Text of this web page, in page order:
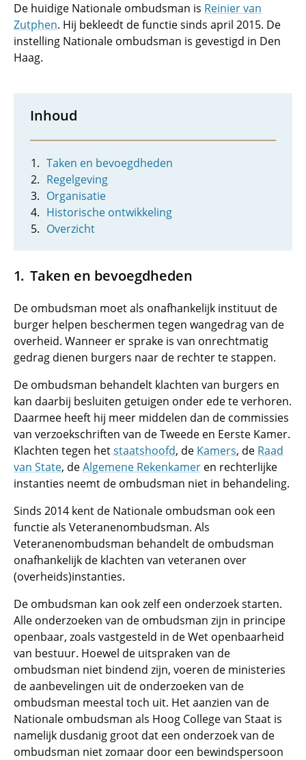
De huidige Nationale ombudsman is Reinier van
Zutphen. Hij bekleedt de functie sinds april 2015. De
instelling Nationale ombudsman is gevestigd in Den
Haag.
Inhoud
Taken en bevoegdheden
Regelgeving
Organisatie
Historische ontwikkeling
Overzicht
Taken en bevoegdheden
De ombudsman moet als onafhankelijk instituut de
burger helpen beschermen tegen wangedrag van de
overheid. Wanneer er sprake is van onrechtmatig
gedrag dienen burgers naar de rechter te stappen.
De ombudsman behandelt klachten van burgers en
kan daarbij besluiten getuigen onder ede te verhoren.
Daarmee heeft hij meer middelen dan de commissies
van verzoekschriften van de Tweede en Eerste Kamer.
Klachten tegen hetstaatshoofd, de Kamers, de Raad
van State, deAlgemene Rekenkamer en rechterlijke
instanties neemt de ombudsman niet in behandeling.
Sinds 2014 kent de Nationale ombudsman ook een
functie als Veteranenombudsman. Als
Veteranenombudsman behandelt de ombudsman
onafhankelijk de klachten van veteranen over
(overheids)instanties.
De ombudsman kan ook zelf een onderzoek starten.
Alle onderzoeken van de ombudsman zijn in principe
openbaar, zoals vastgesteld in de Wet openbaarheid
van bestuur. Hoewel de uitspraken van de
ombudsman niet bindend zijn, voeren de ministeries
de aanbevelingen uit de onderzoeken van de
ombudsman meestal toch uit. Het aanzien van de
Nationale ombudsman als Hoog College van Staat is
namelijk dusdanig groot dat een onderzoek van de
ombudsman niet zomaar door een bewindspersoon